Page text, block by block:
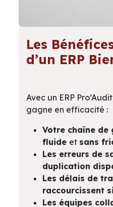
Les
d’un ERP
Avec un ERP
gagne en efficacité :
Votre chaîne de
fluide et sans
Les erreurs de
duplication
Les délais de
raccourcissent
Les équipes